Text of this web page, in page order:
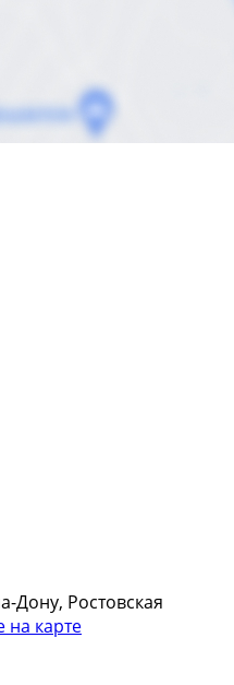
Дону, Ростовская
на карте